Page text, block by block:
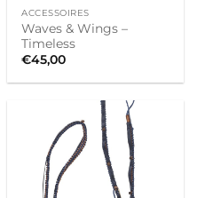
ACCESSOIRES
Waves & Wings –
Timeless
€45,00